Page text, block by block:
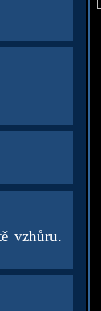
vzhůru.